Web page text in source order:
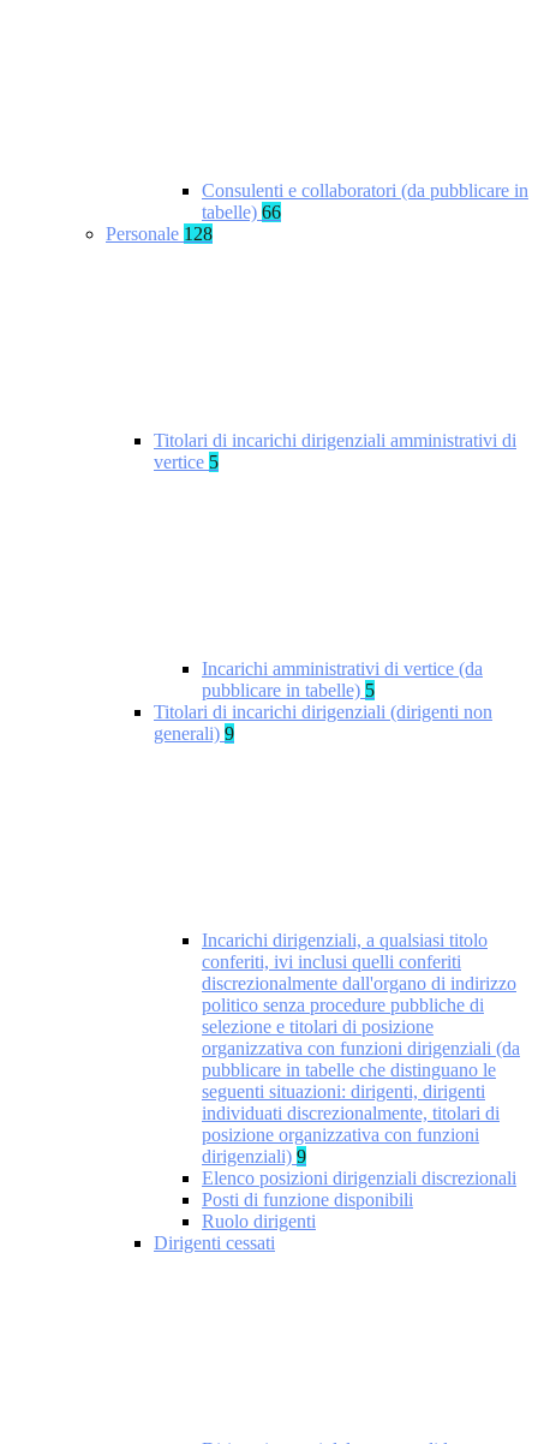
Consulenti e collaboratori (da pubblicare in
tabelle) 66
Personale 128
Titolari di incarichi dirigenziali amministrativi di
vertice 5
Incarichi amministrativi di vertice (da
pubblicare in tabelle) 5
Titolari di incarichi dirigenziali (dirigenti non
generali) 9
Incarichi dirigenziali, a qualsiasi titolo
conferiti, ivi inclusi quelli conferiti
discrezionalmente dall'organo di indirizzo
politico senza procedure pubbliche di
selezione e titolari di posizione
organizzativa con funzioni dirigenziali (da
pubblicare in tabelle che distinguano le
seguenti situazioni: dirigenti, dirigenti
individuati discrezionalmente, titolari di
posizione organizzativa con funzioni
dirigenziali) 9
Elenco posizioni dirigenziali discrezionali
Posti di funzione disponibili
Ruolo dirigenti
Dirigenti cessati